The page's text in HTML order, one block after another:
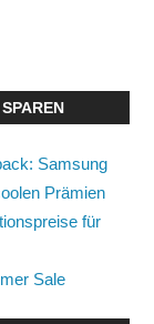
Samsung
Prämien
für
Sale